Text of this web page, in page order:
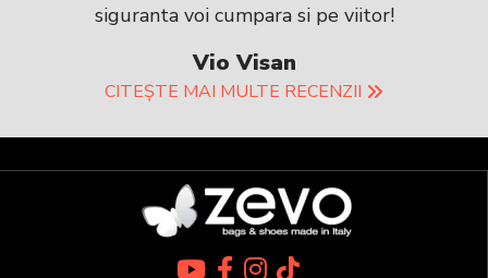
siguranta voi cumpara si pe viitor!
Vio Visan
CITEȘTE MAI MULTE RECENZII